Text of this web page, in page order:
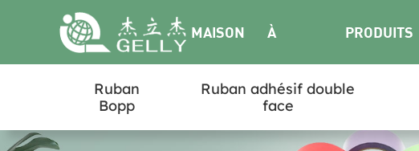
MAISON À
PROPOS
PRODUITS
Ruban
Bopp
Ruban adhésif double
face